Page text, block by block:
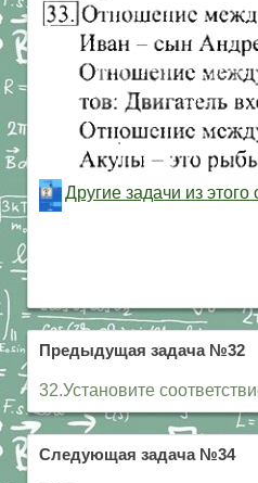
Другие задачи из
Предыдущая задача №32
32.Установите
Следующая задача №34